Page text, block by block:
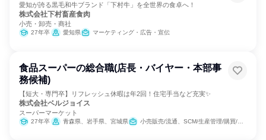
愛知が誇る黒毛和牛ブランド「下村牛」を全世界の食卓へ！
株式会社下村畜産食肉
小売・卸売・商社
27年卒 愛知県 マーケティング・広告・宣伝
食品スーパーの総合職(店長・バイヤー・本部事
務候補)
【短大・専門卒】リフレッシュ休暇は年2回！住宅手当など充実✨
株式会社ベルジョイス
スーパーマーケット
27年卒 青森県、岩手県、宮城県 小売販売/流通、SCM/生産管理/購買/物流、経営/事業企画